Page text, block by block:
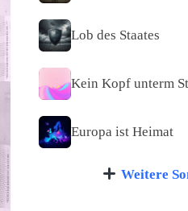
Lob des Staates
Kein Kopf unterm
Europa ist Heimat
Weitere